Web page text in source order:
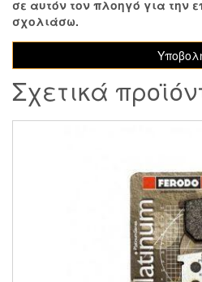
σε αυτόν τον πλοηγό για την
σχολιάσω.
Σχετικά